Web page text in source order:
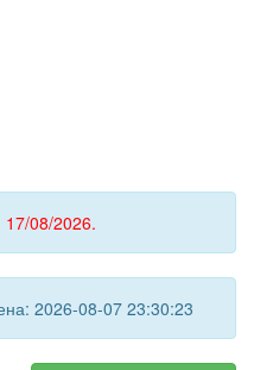
17/08/2026.
2026-08-07 23:30:23